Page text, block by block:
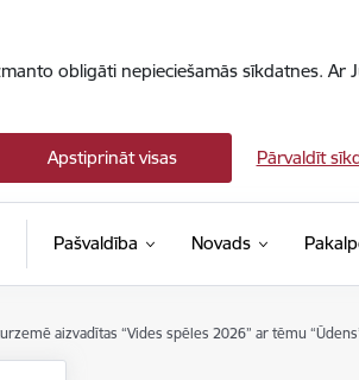
obligāti nepieciešamās sīkdatnes.
Apstiprināt visas Pārvaldīt
Pašvaldība Novads
aizvadītas “Vides spēles 2026” ar tēmu